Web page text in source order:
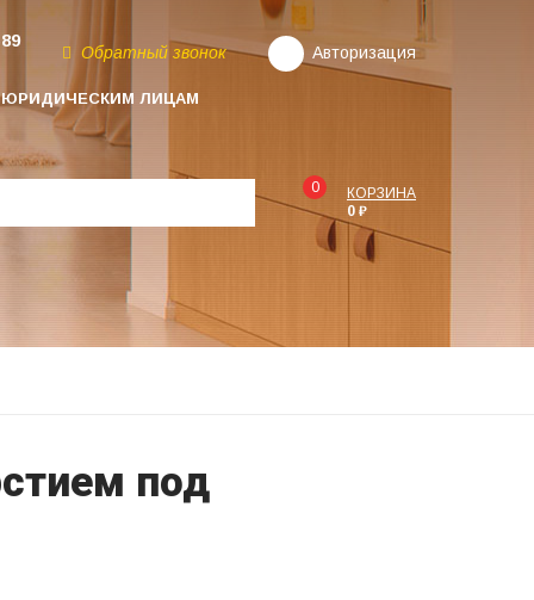
ЮРИДИЧЕСКИМ ЛИЦАМ
Обратный звонок Авторизация
0
КОРЗИНА
0 ₽
под